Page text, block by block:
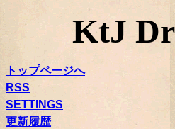
KtJ
トップページへ
RSS
SETTINGS
更新履歴